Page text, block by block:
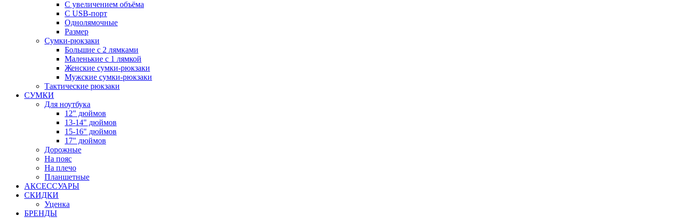
С увеличением объёма
С USB-порт
Однолямочные
Размер
Сумки-рюкзаки
Большие с 2 лямками
Маленькие с 1 лямкой
Женские сумки-рюкзаки
Мужские сумки-рюкзаки
Тактические рюкзаки
СУМКИ
Для ноутбука
12" дюймов
13-14" дюймов
15-16" дюймов
17" дюймов
Дорожные
На пояс
На плечо
Планшетные
АКСЕССУАРЫ
СКИДКИ
Уценка
БРЕНДЫ